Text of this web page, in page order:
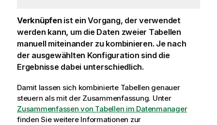
Verknüpfenist ein Vorgang, der verwendet
werden kann, um die Daten zweier Tabellen
manuell miteinander zu kombinieren. Je nach
der ausgewählten Konfiguration sind die
Ergebnisse dabei unterschiedlich.
Damit lassen sich kombinierte Tabellen genauer
steuern als mit der Zusammenfassung. Unter
Zusammenfassen von Tabellen im Datenmanager
finden Sie weitere Informationen zur